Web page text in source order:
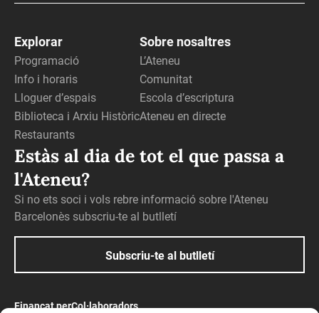
Explorar
Programació
Info i horaris
Lloguer d’espais
Biblioteca i Arxiu Històric
Restaurants
Sobre nosaltres
L’Ateneu
Comunitat
Escola d’escriptura
Ateneu en directe
Estàs al dia de tot el que passa a
l'Ateneu?
Si no ets soci i vols rebre informació sobre l'Ateneu
Barcelonès subscriu-te al butlletí
Subscriu-te al butlletí
Finançat perCol·laboradors